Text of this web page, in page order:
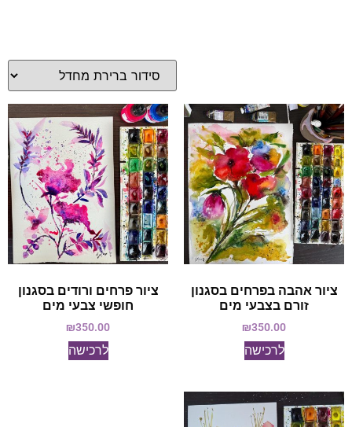
ציור אהבה בפרחים בסגנון
זורם בצבעי מים
₪350.00
לרכישה
ציור פרחים ורודים בסגנון
חופשי צבעי מים
₪350.00
לרכישה